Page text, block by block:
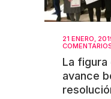
21 ENERO,
La figura
avance